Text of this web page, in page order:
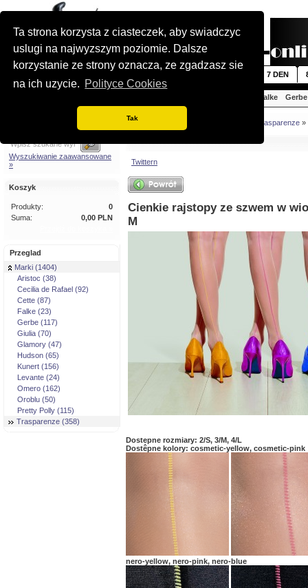
Ta strona korzysta z ciasteczek, aby swiadczyc
uslugi na najwyzszym poziomie. Dalsze
korzystanie ze strony oznacza, ze zgadzasz sie
na ich uzycie. Polityce Cookies
Tak
7 DEN
Falke Gerbe
Wyszukiwanie zaawansowane
»
Koszyk
Produkty:
0
Suma:
0,00 PLN
Przeglad
Marki (1404)
Aristoc (38)
Cecilia de Rafael (92)
Cette (87)
Falke (23)
Gerbe (117)
Giulia (70)
Glamory (47)
Hudson (65)
Kunert (156)
Levante (24)
Omero (162)
Oroblu (50)
Pretty Polly (115)
Trasparenze (358)
Jestes tutaj: Trasparenze »
Twittern
Cienkie rajstopy ze szwem w
M
Dostepne rozmiary: 2/S, 3/M, 4/L
Dostêpne kolory: cosmetic-yellow, cosmetic-pink
nero-yellow, nero-pink, nero-blue